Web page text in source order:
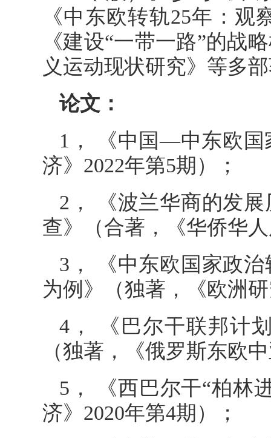
《中东欧转轨25年：
《建设“一带一路”的战
义运动现状研究》等多
论文：
1， 《中国—中东欧国
济》2022年第5期）；
2， 《波兰华商的发
查》（合著，《华侨华
3， 《中东欧国家政
为例》（独著，《欧洲
4， 《巴尔干联邦计
（独著，《俄罗斯东欧
5， 《西巴尔干“柏林
济》2020年第4期）；